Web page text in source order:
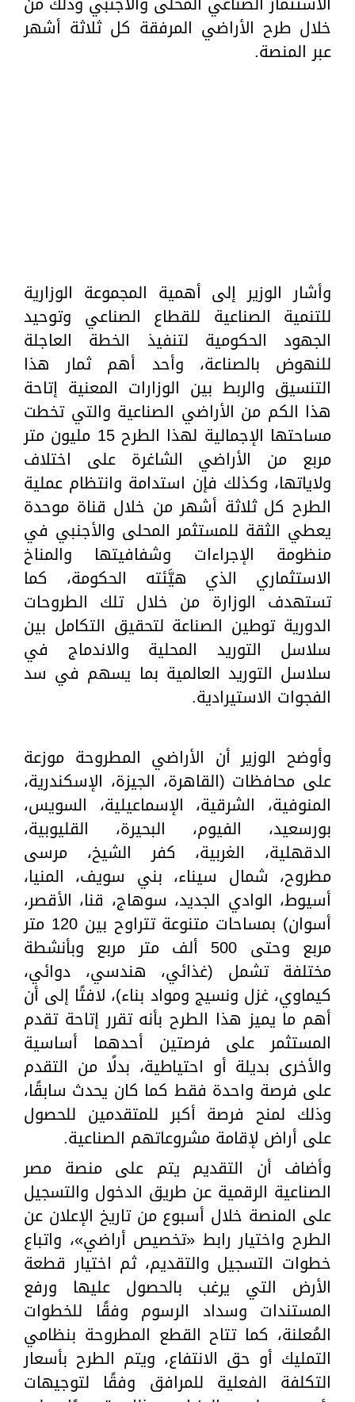
خلال طرح الأراضي المرفقة كل ثلاثة أشهر
عبر المنصة.
وأشار الوزير إلى أهمية المجموعة الوزارية
للتنمية الصناعية للقطاع الصناعي وتوحيد
الجهود الحكومية لتنفيذ الخطة العاجلة
للنهوض بالصناعة، وأحد أهم ثمار هذا
التنسيق والربط بين الوزارات المعنية إتاحة
هذا الكم من الأراضي الصناعية والتي تخطت
مساحتها الإجمالية لهذا الطرح 15 مليون متر
مربع من الأراضي الشاغرة على اختلاف
ولاياتها، وكذلك فإن استدامة وانتظام عملية
الطرح كل ثلاثة أشهر من خلال قناة موحدة
يعطي الثقة للمستثمر المحلى والأجنبي في
منظومة الإجراءات وشفافيتها والمناخ
الاستثماري الذي هيَّئته الحكومة، كما
تستهدف الوزارة من خلال تلك الطروحات
الدورية توطين الصناعة لتحقيق التكامل بين
سلاسل التوريد المحلية والاندماج في
سلاسل التوريد العالمية بما يسهم في سد
الفجوات الاستيرادية.
وأوضح الوزير أن الأراضي المطروحة موزعة
على محافظات (القاهرة، الجيزة، الإسكندرية،
المنوفية، الشرقية، الإسماعيلية، السويس،
بورسعيد، الفيوم، البحيرة، القليوبية،
الدقهلية، الغربية، كفر الشيخ، مرسى
مطروح، شمال سيناء، بني سويف، المنيا،
أسيوط، الوادي الجديد، سوهاج، قنا، الأقصر،
أسوان) بمساحات متنوعة تتراوح بين 120 متر
مربع وحتى 500 ألف متر مربع وبأنشطة
مختلفة تشمل (غذائي، هندسي، دوائي،
كيماوي، غزل ونسيج ومواد بناء)، لافتًا إلى أن
أهم ما يميز هذا الطرح بأنه تقرر إتاحة تقدم
المستثمر على فرصتين أحدهما أساسية
والأخرى بديلة أو احتياطية، بدلًا من التقدم
على فرصة واحدة فقط كما كان يحدث سابقًا،
وذلك لمنح فرصة أكبر للمتقدمين للحصول
على أراض لإقامة مشروعاتهم الصناعية.
وأضاف أن التقديم يتم على منصة مصر
الصناعية الرقمية عن طريق الدخول والتسجيل
على المنصة خلال أسبوع من تاريخ الإعلان عن
الطرح واختيار رابط «تخصيص أراضي»، واتباع
خطوات التسجيل والتقديم، ثم اختيار قطعة
الأرض التي يرغب بالحصول عليها ورفع
المستندات وسداد الرسوم وفقًا للخطوات
المُعلنة، كما تتاح القطع المطروحة بنظامي
التمليك أو حق الانتفاع، ويتم الطرح بأسعار
التكلفة الفعلية للمرافق وفقًا لتوجيهات